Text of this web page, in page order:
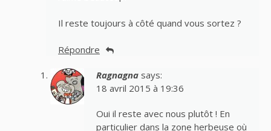
Il reste toujours à côté quand vous sortez ?
Répondre
Ragnagna says:
18 avril 2015 à 19:36
Oui il reste avec nous plutôt ! En
particulier dans la zone herbeuse où